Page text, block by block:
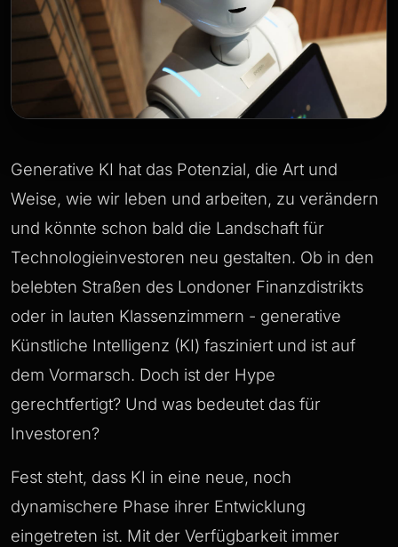
Generative KI hat das Potenzial, die Art und
Weise, wie wir leben und arbeiten, zu verändern
und könnte schon bald die Landschaft für
Technologieinvestoren neu gestalten. Ob in den
belebten Straßen des Londoner Finanzdistrikts
oder in lauten Klassenzimmern - generative
Künstliche Intelligenz (KI) fasziniert und ist auf
dem Vormarsch. Doch ist der Hype
gerechtfertigt? Und was bedeutet das für
Investoren?
Fest steht, dass KI in eine neue, noch
dynamischere Phase ihrer Entwicklung
eingetreten ist. Mit der Verfügbarkeit immer